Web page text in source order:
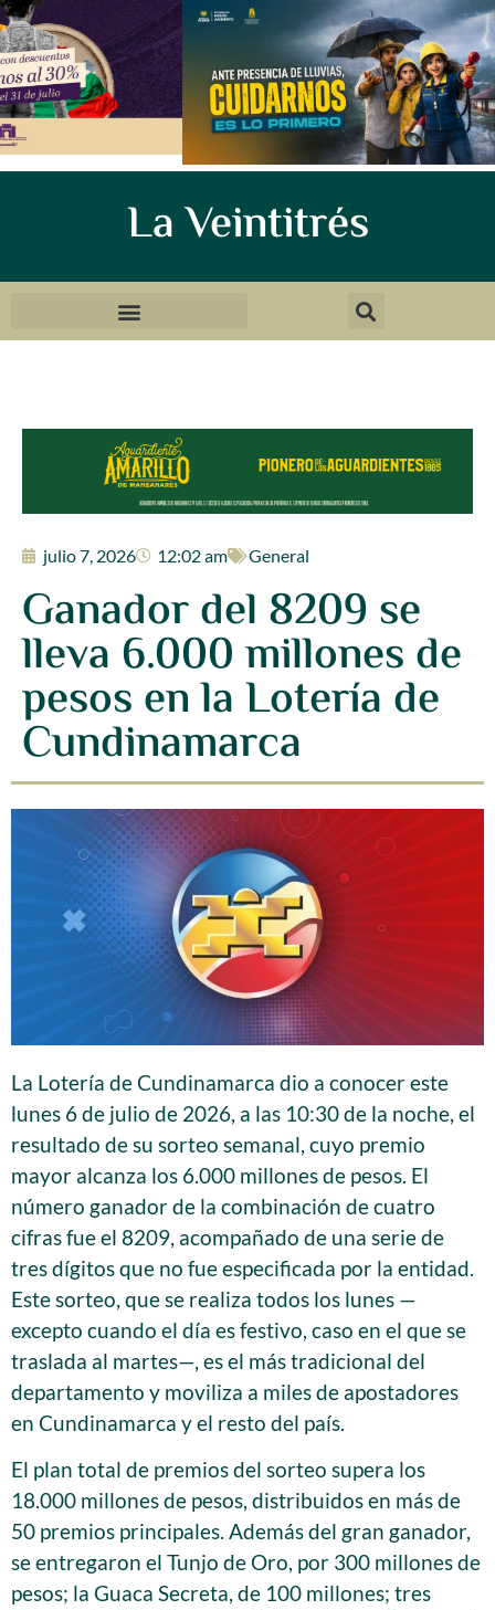
La Veintitrés
julio 7, 2026 12:02 am General
Ganador del 8209 se
lleva 6.000 millones de
pesos en la Lotería de
Cundinamarca
La Lotería de Cundinamarca dio a conocer este
lunes 6 de julio de 2026, a las 10:30 de la noche, el
resultado de su sorteo semanal, cuyo premio
mayor alcanza los 6.000 millones de pesos. El
número ganador de la combinación de cuatro
cifras fue el 8209, acompañado de una serie de
tres dígitos que no fue especificada por la entidad.
Este sorteo, que se realiza todos los lunes —
excepto cuando el día es festivo, caso en el que se
traslada al martes—, es el más tradicional del
departamento y moviliza a miles de apostadores
en Cundinamarca y el resto del país.
El plan total de premios del sorteo supera los
18.000 millones de pesos, distribuidos en más de
50 premios principales. Además del gran ganador,
se entregaron el Tunjo de Oro, por 300 millones de
pesos; la Guaca Secreta, de 100 millones; tres